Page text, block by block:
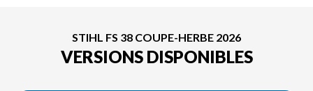
STIHL FS 38 COUPE-HERBE 2026
VERSIONS DISPONIBLES